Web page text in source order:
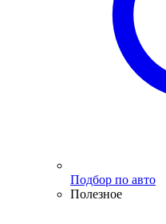
Подбор по авто
Полезное